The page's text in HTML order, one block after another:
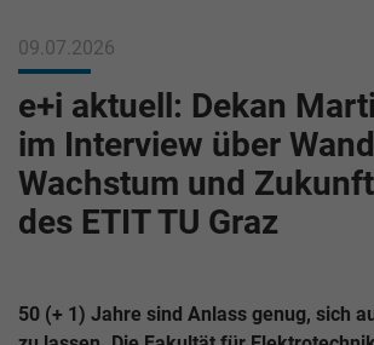
09.07.2026
e+i aktuell: Dekan
im Interview über
Wachstum und
des ETIT TU Graz
50 (+ 1) Jahre sind Anlass genug, sich